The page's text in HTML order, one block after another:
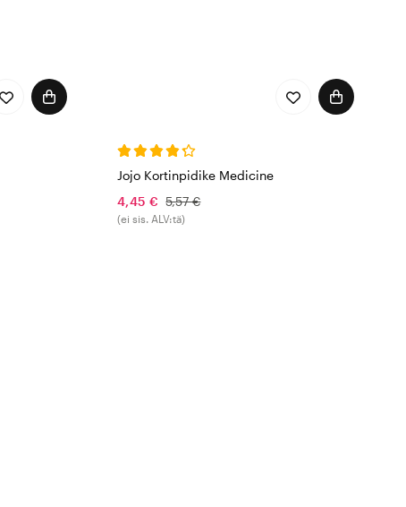
Jojo Kortinpidike Medicine
4,45 € 5,57 €
(ei sis. ALV:tä)